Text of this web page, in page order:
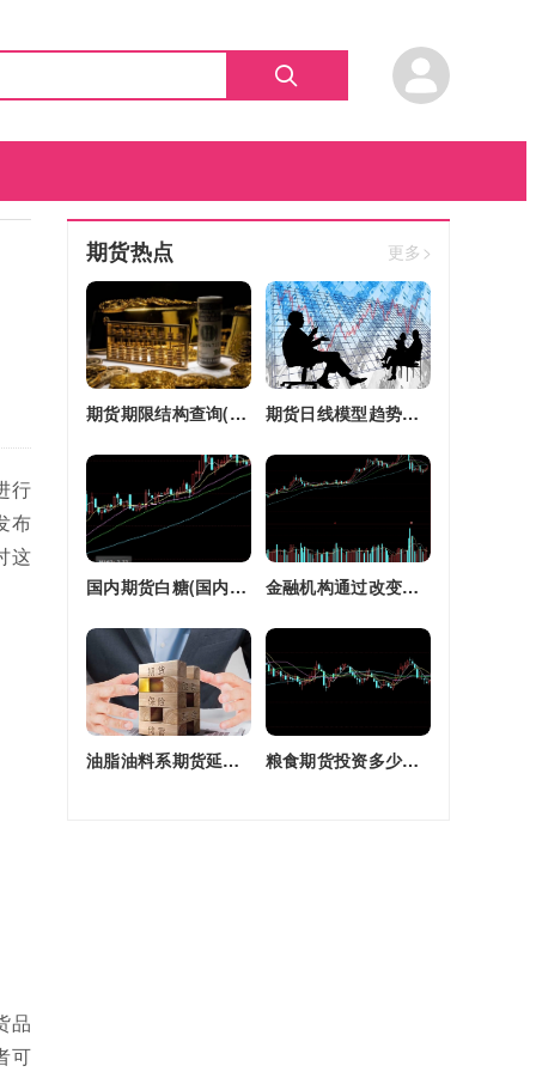
行
布
这
品
可
期货热点 更多>
期货期限结构查询(期货期限结构) 期货日线模型趋势图(期货日线模型趋势图怎么看)
国内期货白糖(国内期货白糖合约是怎么交割) 金融机构通过改变持有的股指期货合约(股指期货合约最长持有多久)
油脂油料系期货延续强劲走势(油脂期货是什么) 粮食期货投资多少钱一个月(粮食期货投资多少钱一个月啊)